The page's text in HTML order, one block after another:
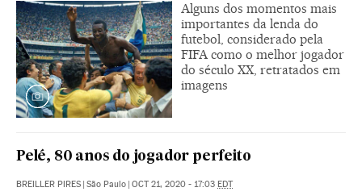
Alguns dos momentos mais
importantes da lenda do
futebol, considerado pela
FIFA como o melhor jogador
do século XX, retratados em
imagens
Pelé, 80 anos do jogador perfeito
BREILLER PIRES São Paulo OCT 21, 2020 - 17:03 EDT